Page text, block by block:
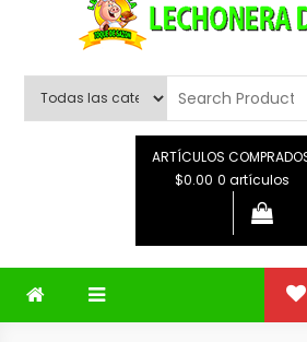
ARTÍCULOS
$0.00 0 artículos